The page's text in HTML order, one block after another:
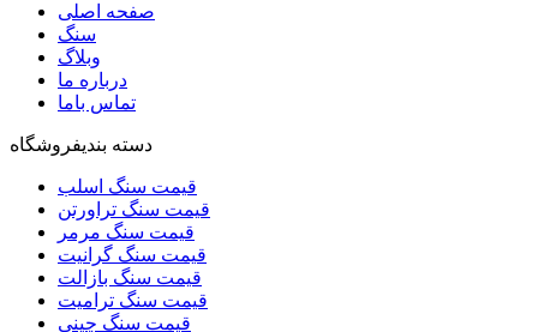
صفحه اصلی
سنگ
وبلاگ
درباره ما
تماس باما
دسته بندیفروشگاه
قیمت سنگ اسلب
قیمت سنگ تراورتن
قیمت سنگ مرمر
قیمت سنگ گرانیت
قیمت سنگ بازالت
قیمت سنگ ترامیت
قیمت سنگ چینی